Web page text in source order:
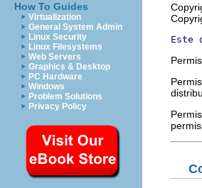
How To Guides
Virtualization
General System Admin
Linux Security
Linux Filesystems
Web Servers
Graphics & Desktop
PC Hardware
Windows
Problem Solutions
Privacy Policy
Este